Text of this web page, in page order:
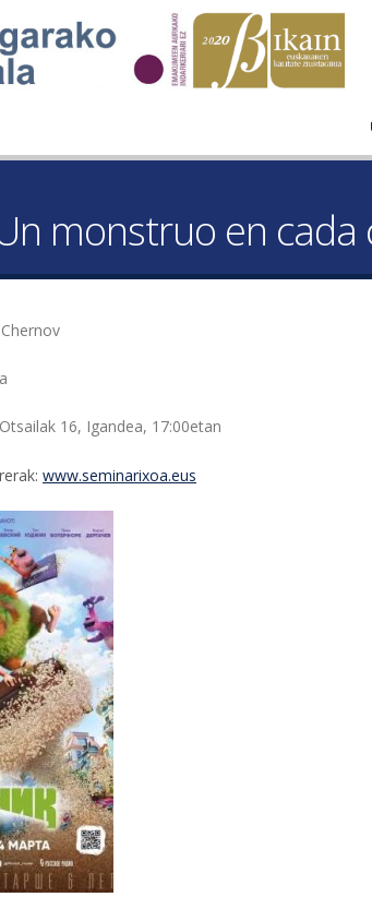
monstruo en cada
Otsailak 16, Igandea, 17:00etan
www.seminarixoa.eus